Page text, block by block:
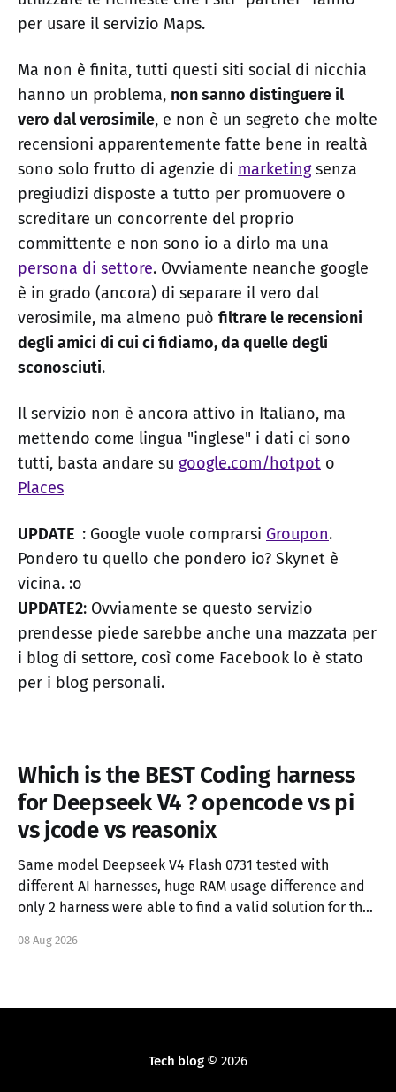
per usare il servizio Maps.
Ma non è finita, tutti questi siti social di nicchia
hanno un problema, non sanno distinguere il
vero dal verosimile, e non è un segreto che molte
recensioni apparentemente fatte bene in realtà
sono solo frutto di agenzie di marketingsenza
pregiudizi disposte a tutto per promuovere o
screditare un concorrente del proprio
committente e non sono io a dirlo ma una
persona di settore. Ovviamente neanche google
è in grado (ancora) di separare il vero dal
verosimile, ma almeno può filtrare le recensioni
degli amici di cui ci fidiamo, da quelle degli
sconosciuti.
Il servizio non è ancora attivo in Italiano, ma
mettendo come lingua "inglese" i dati ci sono
tutti, basta andare su google.com/hotpot o
Places
UPDATE : Google vuole comprarsi Groupon.
Pondero tu quello che pondero io? Skynet è
vicina. :o
UPDATE2: Ovviamente se questo servizio
prendesse piede sarebbe anche una mazzata per
i blog di settore, così come Facebook lo è stato
per i blog personali.
Which is the BEST Coding harness
for Deepseek V4 ? opencode vs pi
vs jcode vs reasonix
Same model Deepseek V4 Flash 0731 tested with
different AI harnesses, huge RAM usage difference and
only 2 harness were able to find a valid solution for the
08 Aug 2026
Tech blog© 2026